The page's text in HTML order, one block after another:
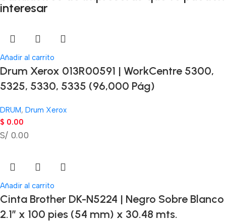
interesar
Añadir al carrito
Drum Xerox 013R00591 | WorkCentre 5300,
5325, 5330, 5335 (96,000 Pág)
DRUM, Drum Xerox
$ 0.00
S/ 0.00
Añadir al carrito
Cinta Brother DK-N5224 | Negro Sobre Blanco
2.1″ x 100 pies (54 mm) x 30.48 mts.